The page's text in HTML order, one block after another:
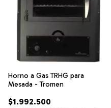
Horno a Gas TRHG para
Mesada - Tromen
$1.992.500